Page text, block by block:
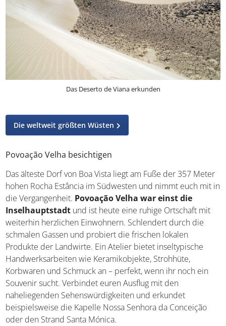
Das Deserto de Viana erkunden
Die weltweit größten Wüsten
Povoação Velha besichtigen
Das älteste Dorf von Boa Vista liegt am Fuße der 357 Meter
hohen Rocha Estância im Südwesten und nimmt euch mit in
die Vergangenheit. Povoação Velha war einst die
Inselhauptstadt und ist heute eine ruhige Ortschaft mit
weiterhin herzlichen Einwohnern. Schlendert durch die
schmalen Gassen und probiert die frischen lokalen
Produkte der Landwirte. Ein Atelier bietet inseltypische
Handwerksarbeiten wie Keramikobjekte, Strohhüte,
Korbwaren und Schmuck an – perfekt, wenn ihr noch ein
Souvenir sucht. Verbindet euren Ausflug mit den
naheliegenden Sehenswürdigkeiten und erkundet
beispielsweise die Kapelle Nossa Senhora da Conceição
oder den Strand Santa Mónica.